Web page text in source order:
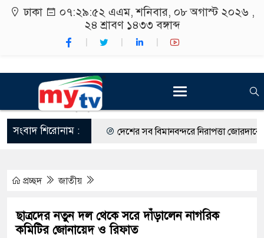
ঢাকা ০৭:২৯:৫৩ এএম, শনিবার, ০৮ অগাস্ট ২০২৬ ,
২৪ শ্রাবণ ১৪৩৩ বঙ্গাব্দ
সংবাদ শিরোনাম : দেশের সব বিমানবন্দরে নিরাপত্তা জোরদারের
কর্মসূচীর শুভসূচনা।
বিভিন্ন বিশ্ববিদ্যালয়ের শিক্ষার্থীদের অংশগ্রহণে
প্রচ্ছদ জাতীয়
ছাত্রদের নতুন দল থেকে সরে দাঁড়ালেন নাগরিক
কমিটির জোনায়েদ ও রিফাত